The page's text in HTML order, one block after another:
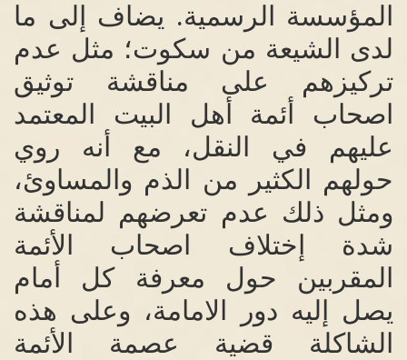
المؤسسة الرسمية. يضاف إلى ما
لدى الشيعة من سكوت؛ مثل عدم
تركيزهم على مناقشة توثيق
اصحاب أئمة أهل البيت المعتمد
عليهم في النقل، مع أنه روي
حولهم الكثير من الذم والمساوئ،
ومثل ذلك عدم تعرضهم لمناقشة
شدة إختلاف اصحاب الأئمة
المقربين حول معرفة كل أمام
يصل إليه دور الامامة، وعلى هذه
الشاكلة قضية عصمة الأئمة